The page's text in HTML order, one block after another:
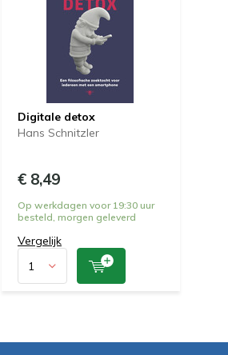
Digitale detox
Hans Schnitzler
€ 8,49
Op werkdagen voor 19:30 uur
besteld, morgen geleverd
Vergelijk